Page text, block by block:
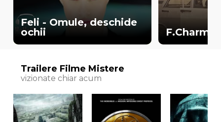
Feli - Omule, deschide
ochii
F.Charm
Trailere Filme Mistere
vizionate chiar acum